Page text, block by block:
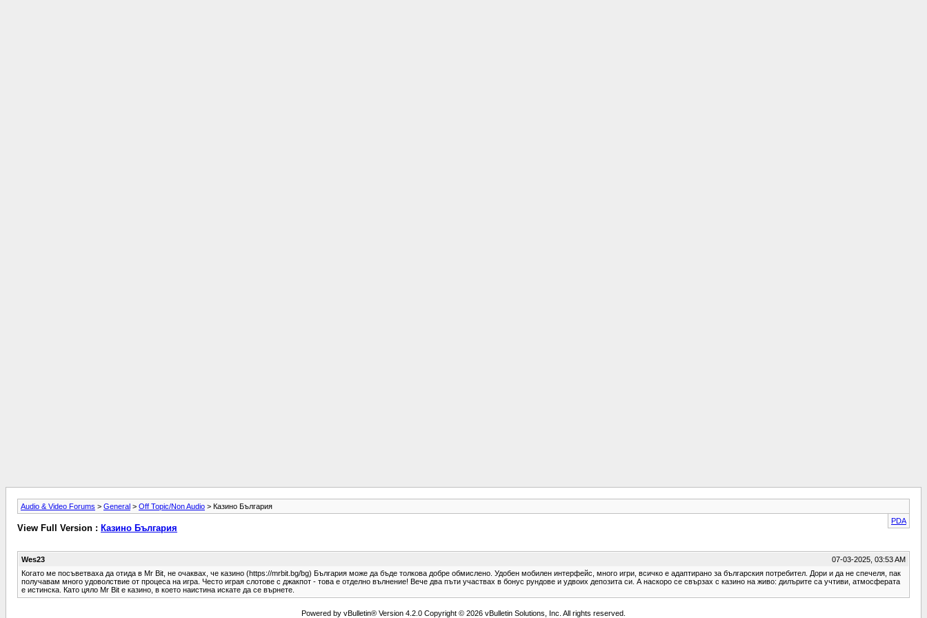
Audio & Video Forums > General > Off Topic/Non Audio > Казино България
PDA
View Full Version : Казино България
Wes23
07-03-2025, 03:53 AM
Когато ме посъветваха да отида в Mr Bit, не очаквах, че казино (https://mrbit.bg/bg) България може да бъде толкова добре обмислено. Удобен мобилен интерфейс, много игри, всичко е адаптирано за българския потребител. Дори и да не спечеля, пак
получавам много удоволствие от процеса на игра. Често играя слотове с джакпот - това е отделно вълнение! Вече два пъти участвах в бонус рундове и удвоих депозита си. А наскоро се свързах с казино на живо: дилърите са учтиви, атмосферата
е истинска. Като цяло Mr Bit е казино, в което наистина искате да се върнете.
Powered by vBulletin® Version 4.2.0 Copyright © 2026 vBulletin Solutions, Inc. All rights reserved.